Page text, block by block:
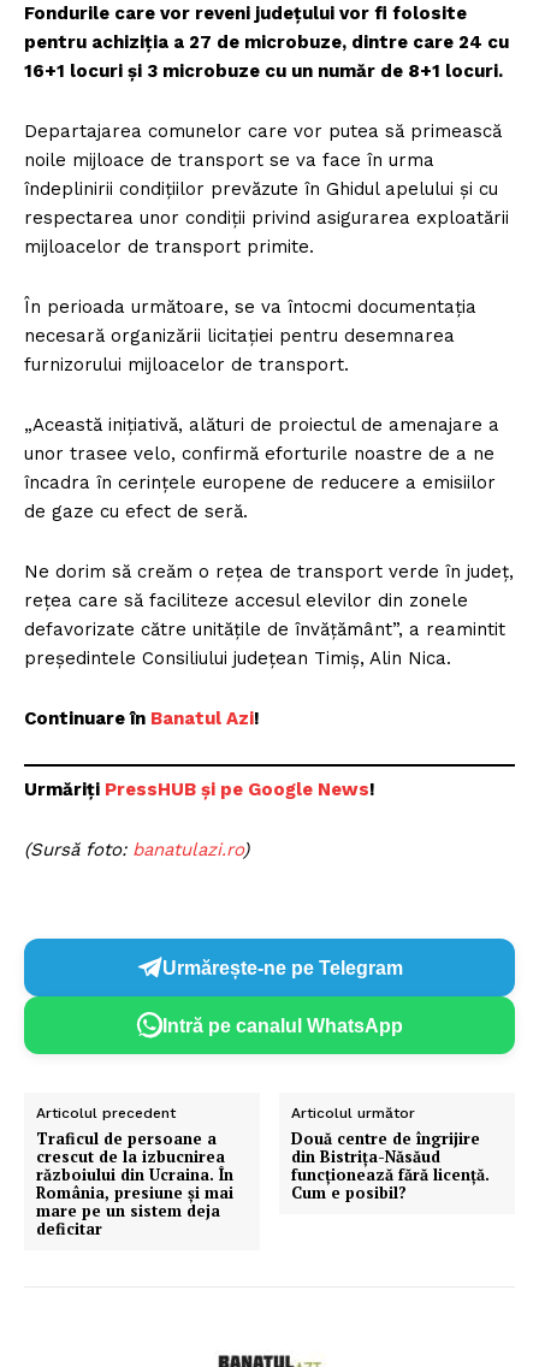
Fondurile care vor reveni județului vor fi folosite
pentru achiziția a 27 de microbuze, dintre care 24 cu
16+1 locuri și 3 microbuze cu un număr de 8+1 locuri.
Departajarea comunelor care vor putea să primească
noile mijloace de transport se va face în urma
îndeplinirii condițiilor prevăzute în Ghidul apelului și cu
respectarea unor condiții privind asigurarea exploatării
mijloacelor de transport primite.
În perioada următoare, se va întocmi documentația
necesară organizării licitației pentru desemnarea
furnizorului mijloacelor de transport.
„Această inițiativă, alături de proiectul de amenajare a
unor trasee velo, confirmă eforturile noastre de a ne
încadra în cerințele europene de reducere a emisiilor
de gaze cu efect de seră.
Ne dorim să creăm o rețea de transport verde în județ,
rețea care să faciliteze accesul elevilor din zonele
defavorizate către unitățile de învățământ”, a reamintit
președintele Consiliului județean Timiș, Alin Nica.
Continuare în Banatul Azi!
Urmăriți PressHUB și pe Google News!
(Sursă foto: banatulazi.ro)
Urmărește-ne pe Telegram
Intră pe canalul WhatsApp
Articolul precedent
Traficul de persoane a
crescut de la izbucnirea
războiului din Ucraina. În
România, presiune şi mai
mare pe un sistem deja
deficitar
Articolul următor
Două centre de îngrijire
din Bistrița-Năsăud
funcționează fără licență.
Cum e posibil?